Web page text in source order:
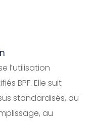
l'utilisation
BPF. Elle suit
standardisés, du
au